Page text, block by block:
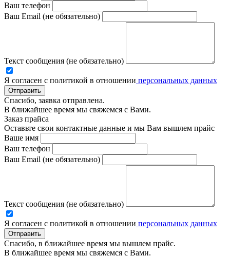
Ваш телефон
Ваш Email (не обязательно)
Текст сообщения (не обязательно)
Я согласен с политикой в отношении персональных данных
Отправить
Спасибо, заявка отправлена.
В ближайшее время мы свяжемся с Вами.
Заказ прайса
Оставьте свои контактные данные и мы Вам вышлем прайс
Ваше имя
Ваш телефон
Ваш Email (не обязательно)
Текст сообщения (не обязательно)
Я согласен с политикой в отношении персональных данных
Отправить
Спасибо, в ближайшее время мы вышлем прайс.
В ближайшее время мы свяжемся с Вами.